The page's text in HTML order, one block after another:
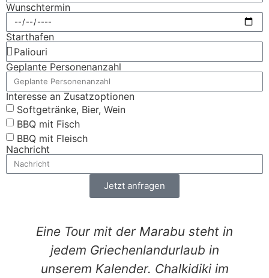
Wunschtermin
Starthafen
Geplante Personenanzahl
Interesse an Zusatzoptionen
Softgetränke, Bier, Wein
BBQ mit Fisch
BBQ mit Fleisch
Nachricht
Jetzt anfragen
Eine Tour mit der Marabu steht in
jedem Griechenlandurlaub in
unserem Kalender. Chalkidiki im